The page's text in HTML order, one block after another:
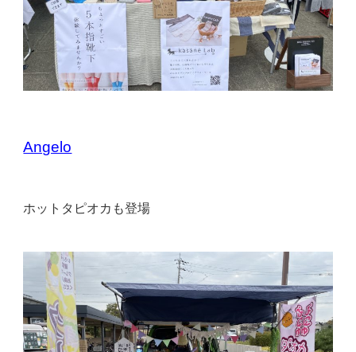
Angelo
ホットタピオカも登場